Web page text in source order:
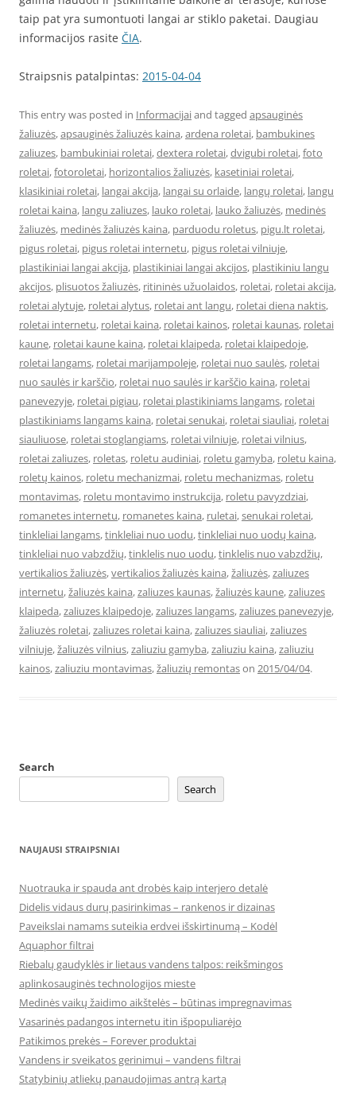
taip pat yra sumontuoti langai ar stiklo paketai. Daugiau
informacijos rasite ČIA.
Straipsnis patalpintas: 2015-04-04
This entry was posted in Informacijaiand tagged apsauginės
žaliuzės,apsauginės žaliuzės kaina,ardena roletai, bambukines
zaliuzes, bambukiniai roletai,dextera roletai,dvigubi roletai,foto
roletai,fotoroletai, horizontalios žaliuzės, kasetiniai roletai,
klasikiniai roletai, langai akcija, langai su orlaide, langų roletai, langu
roletai kaina, langu zaliuzes, lauko roletai, lauko žaliuzės, medinės
žaliuzės, medinės žaliuzės kaina, parduodu roletus, pigu.lt roletai,
pigus roletai, pigus roletai internetu, pigus roletai vilniuje,
plastikiniai langai akcija, plastikiniai langai akcijos, plastikiniu langu
akcijos, plisuotos žaliuzės, ritininės užuolaidos, roletai, roletai akcija,
roletai alytuje, roletai alytus, roletai ant langu, roletai diena naktis,
roletai internetu, roletai kaina, roletai kainos, roletai kaunas, roletai
kaune, roletai kaune kaina, roletai klaipeda, roletai klaipedoje,
roletai langams, roletai marijampoleje, roletai nuo saulės, roletai
nuo saulės ir karščio, roletai nuo saulės ir karščio kaina, roletai
panevezyje, roletai pigiau, roletai plastikiniams langams, roletai
plastikiniams langams kaina, roletai senukai, roletai siauliai, roletai
siauliuose, roletai stoglangiams, roletai vilniuje, roletai vilnius,
roletai zaliuzes, roletas, roletu audiniai, roletu gamyba, roletu kaina,
roletų kainos, roletu mechanizmai, roletu mechanizmas, roletu
montavimas, roletu montavimo instrukcija, roletu pavyzdziai,
romanetes internetu, romanetes kaina, ruletai,senukai roletai,
tinkleliai langams,tinkleliai nuo uodu,tinkleliai nuo uodų kaina,
tinkleliai nuo vabzdžių,tinklelis nuo uodu,tinklelis nuo vabzdžių,
vertikalios žaliuzės,vertikalios žaliuzės kaina,žaliuzės,zaliuzes
internetu,žaliuzės kaina,zaliuzes kaunas,žaliuzės kaune,zaliuzes
klaipeda,zaliuzes klaipedoje,zaliuzes langams,zaliuzes panevezyje,
žaliuzės roletai,zaliuzes roletai kaina,zaliuzes siauliai,zaliuzes
vilniuje,žaliuzės vilnius,zaliuziu gamyba,zaliuziu kaina,zaliuziu
kainos,zaliuziu montavimas,žaliuzių remontason 2015/04/04.
Search
Search
NAUJAUSI STRAIPSNIAI
Nuotrauka ir spauda ant drobės kaip interjero detalė
Didelis vidaus durų pasirinkimas – rankenos ir dizainas
Paveikslai namams suteikia erdvei išskirtinumą – Kodėl
Aquaphor filtrai
Riebalų gaudyklės ir lietaus vandens talpos: reikšmingos
aplinkosauginės technologijos mieste
Medinės vaikų žaidimo aikštelės – būtinas impregnavimas
Vasarinės padangos internetu itin išpopuliarėjo
Patikimos prekės – Forever produktai
Vandens ir sveikatos gerinimui – vandens filtrai
Statybinių atliekų panaudojimas antrą kartą